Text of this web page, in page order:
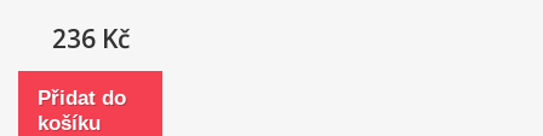
236 Kč
Přidat do
košíku